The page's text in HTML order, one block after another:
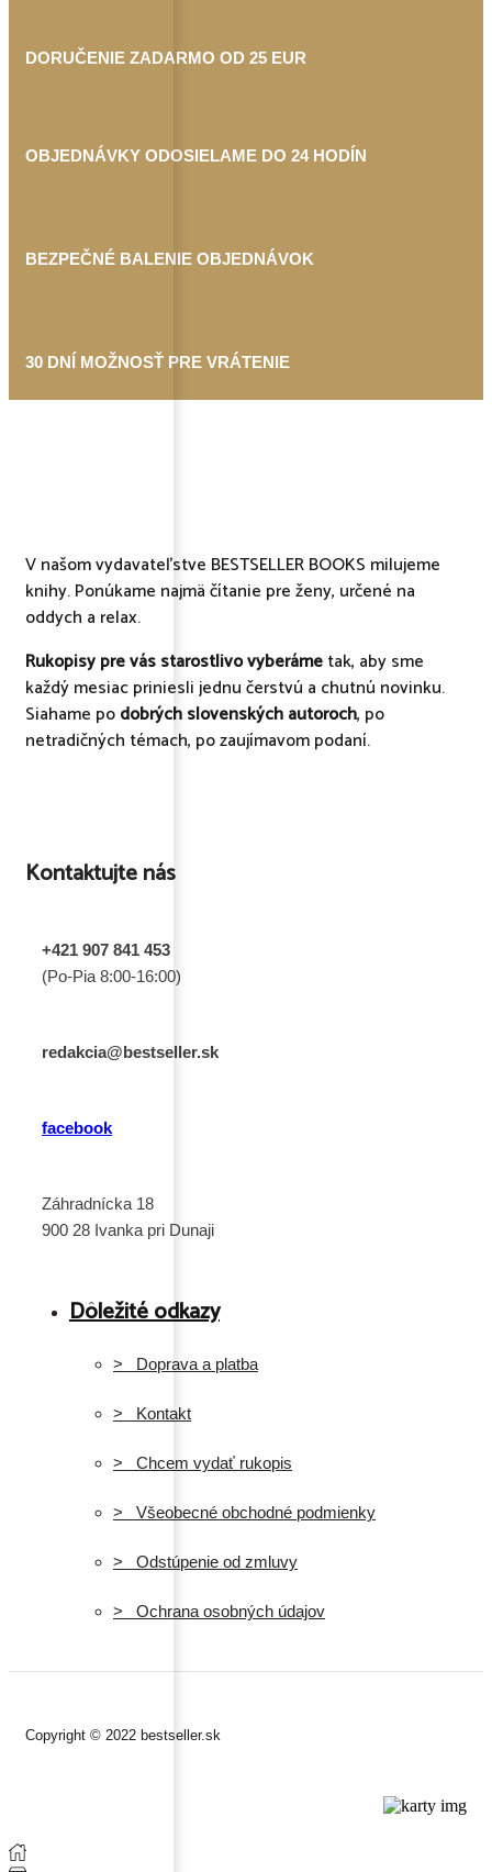
DORUČENIE ZADARMO OD 25 EUR
OBJEDNÁVKY ODOSIELAME DO 24 HODÍN
BEZPEČNÉ BALENIE OBJEDNÁVOK
30 DNÍ MOŽNOSŤ PRE VRÁTENIE
V našom vydavateľstve BESTSELLER BOOKS milujeme
knihy. Ponúkame najmä čítanie pre ženy, určené na
oddych a relax.
Rukopisy pre vás starostlivo vyberámetak, aby sme
každý mesiac priniesli jednu čerstvú a chutnú novinku.
Siahame podobrých slovenských autoroch, po
netradičných témach, po zaujímavom podaní.
Kontaktujte nás
+421 907 841 453
(Po-Pia 8:00-16:00)
redakcia@bestseller.sk
facebook
Záhradnícka 18
900 28 Ivanka pri Dunaji
Dôležité odkazy
> Doprava a platba
> Kontakt
> Chcem vydať rukopis
> Všeobecné obchodné podmienky
> Odstúpenie od zmluvy
> Ochrana osobných údajov
Copyright © 2022 bestseller.sk